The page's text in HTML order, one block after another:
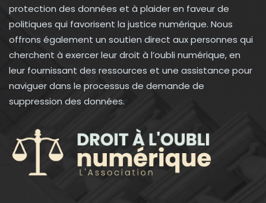
protection des données et à plaider en faveur de
politiques qui favorisent la justice numérique. Nous
offrons également un soutien direct aux personnes qui
cherchent à exercer leur droit à l’oubli numérique, en
leur fournissant des ressources et une assistance pour
naviguer dans le processus de demande de
suppression des données.